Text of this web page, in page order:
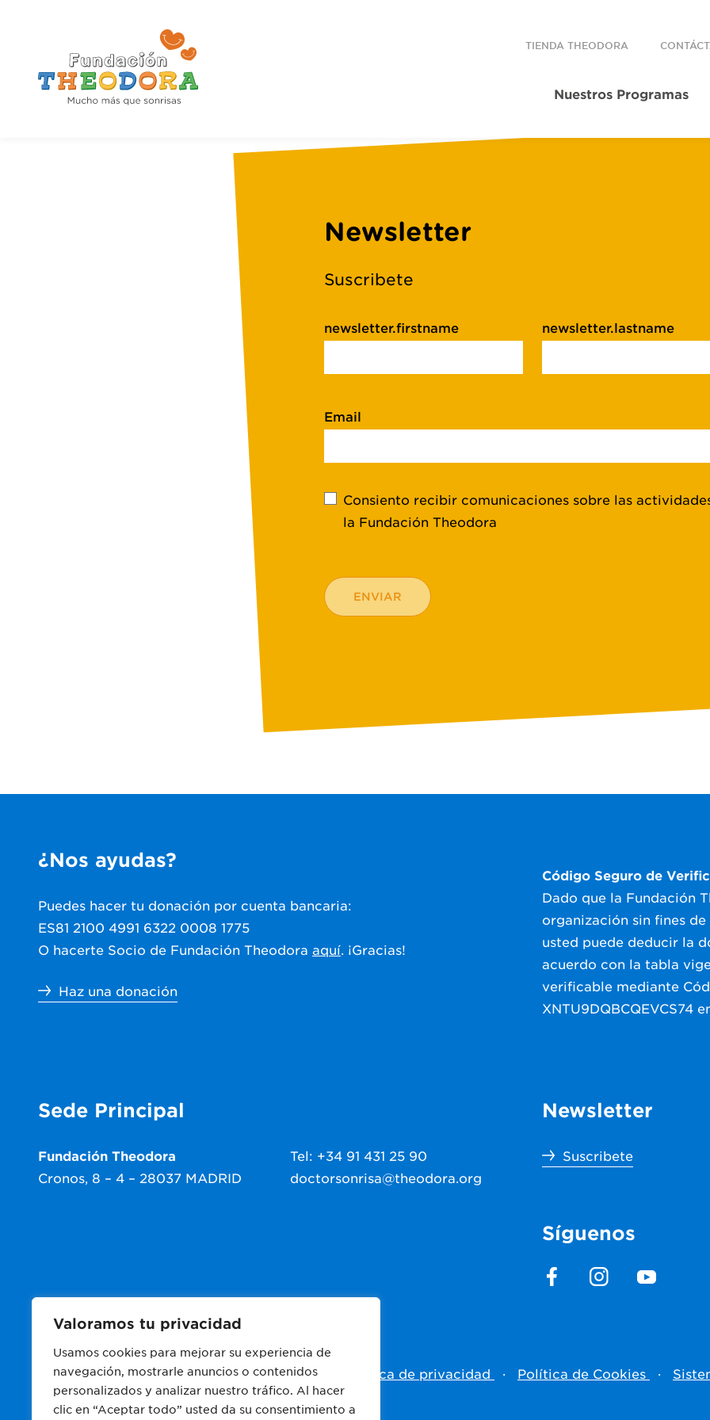
Valoramos tu privacidad
Usamos cookies para mejorar su experiencia de
navegación, mostrarle anuncios o contenidos
personalizados y analizar nuestro tráfico. Al hacer
clic en “Aceptar todo” usted da su consentimiento a
TIENDA THEODORA
Nuestros Programas
Newsletter
Suscribete
newsletter.firstname newsletter.lastname
Email
Consiento recibir comunicaciones sobre las
la Fundación Theodora
¿Nos ayudas?
Puedes hacer tu donación por cuenta bancaria:
ES81 2100 4991 6322 0008 1775
O hacerte Socio de Fundación Theodora aquí. ¡Gracias!
Haz una donación
Código Seguro de
Dado que la Fundación
organización sin fines
usted puede deducir la
acuerdo con la tabla
verificable mediante
XNTU9DQBCQEVCS74
Sede Principal
Fundación Theodora
Cronos, 8 – 4 – 28037 MADRID
Tel: +34 91 431 25 90
doctorsonrisa@theodora.org
Newsletter
Suscribete
Síguenos
Fundación Theodora 2025 · Aviso Legal Política de privacidad · Política de Cookies ·